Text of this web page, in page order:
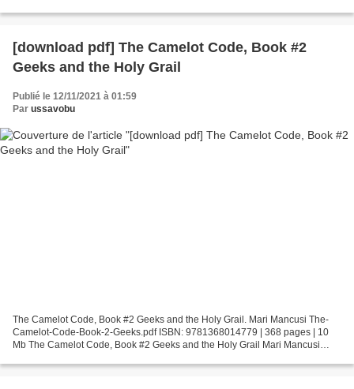
Libros...
[download pdf] The Camelot Code, Book #2
Geeks and the Holy Grail
Publié le 12/11/2021 à 01:59
Par ussavobu
The Camelot Code, Book #2 Geeks and the Holy Grail. Mari Mancusi The-
Camelot-Code-Book-2-Geeks.pdf ISBN: 9781368014779 | 368 pages | 10
Mb The Camelot Code, Book #2 Geeks and the Holy Grail Mari Mancusi